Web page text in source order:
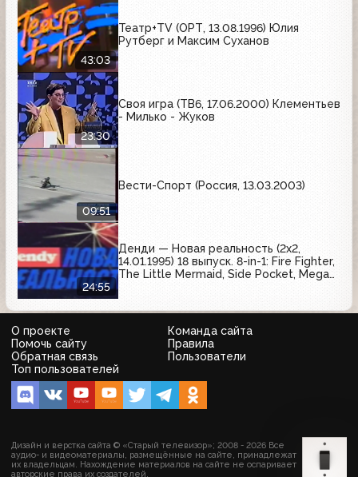
43:03
Театр+TV (ОРТ, 13.08.1996) Юлия
Рутберг и Максим Суханов
23:30
Своя игра (ТВ6, 17.06.2000) Клементьев
- Милько - Жуков
09:51
Вести-Спорт (Россия, 13.03.2003)
24:55
Денди — Новая реальность (2х2,
14.01.1995) 18 выпуск. 8-in-1: Fire Fighter,
The Little Mermaid, Side Pocket, Mega
О проекте
Команда сайта
Помочь сайту
Правила
Обратная связь
Пользователи
Топ пользователей
Дизайн и верстка сайта © «Старый телевизор»; 2008 - 2026 Все
аудио- и видеоматериалы, размещённые на сайте, принадлежат
их владельцам. Нахождение материалов на сайте не оспаривает
авторские права их создателей.